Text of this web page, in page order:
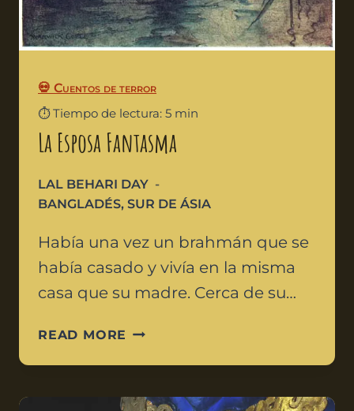
💀 Cuentos de terror
⏱️ Tiempo de lectura: 5 min
La Esposa Fantasma
LAL BEHARI DAY
BANGLADÉS, SUR DE ÁSIA
Había una vez un brahmán que se
había casado y vivía en la misma
casa que su madre. Cerca de su…
READ MORE